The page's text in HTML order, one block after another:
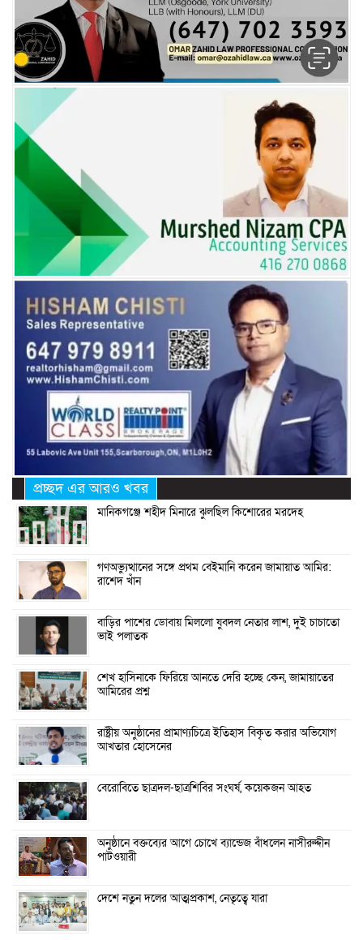
প্রচ্ছদ এর আরও খবর
মানিকগঞ্জে শহীদ মিনারে ঝুলছিল কিশোরের মরদেহ
গণঅভ্যুত্থানের সঙ্গে প্রথম বেইমানি করেন জামায়াত আমির:
রাশেদ খাঁন
বাড়ির পাশের ডোবায় মিললো যুবদল নেতার লাশ, দুই চাচাতো
ভাই পলাতক
শেখ হাসিনাকে ফিরিয়ে আনতে দেরি হচ্ছে কেন, জামায়াতের
আমিরের প্রশ্ন
রাষ্ট্রীয় অনুষ্ঠানের প্রামাণ্যচিত্রে ইতিহাস বিকৃত করার অভিযোগ
আখতার হোসেনের
বেরোবিতে ছাত্রদল-ছাত্রশিবির সংঘর্ষ, কয়েকজন আহত
অনুষ্ঠানে বক্তব্যের আগে চোখে ব্যান্ডেজ বাঁধলেন নাসীরুদ্দীন
পাটওয়ারী
দেশে নতুন দলের আত্মপ্রকাশ, নেতৃত্বে যারা